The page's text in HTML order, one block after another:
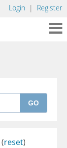
Login | Register
GO
(reset)